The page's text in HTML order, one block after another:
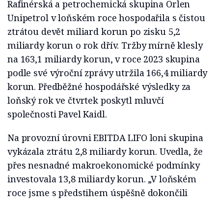
Rafinérská a petrochemická skupina Orlen
Unipetrol v loňském roce hospodařila s čistou
ztrátou devět miliard korun po zisku 5,2
miliardy korun o rok dřív. Tržby mírně klesly
na 163,1 miliardy korun, v roce 2023 skupina
podle své výroční zprávy utržila 166,4 miliardy
korun. Předběžné hospodářské výsledky za
loňský rok ve čtvrtek poskytl mluvčí
společnosti Pavel Kaidl.
Na provozní úrovni EBITDA LIFO loni skupina
vykázala ztrátu 2,8 miliardy korun. Uvedla, že
přes nesnadné makroekonomické podmínky
investovala 13,8 miliardy korun. „V loňském
roce jsme s předstihem úspěšně dokončili